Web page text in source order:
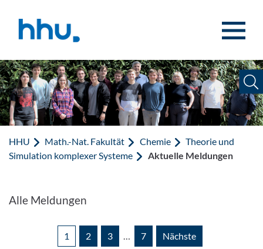
HHU Math.-Nat. Fakultät Chemie
Theorie und
Simulation komplexer Systeme
Aktuelle Meldungen
Alle Meldungen
1 2 3 … 7 Nächste